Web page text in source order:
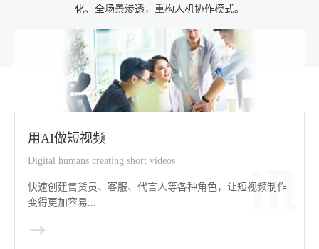
化、全场景渗透，重构人机协作模式。
用AI做短视频
Digital humans creating short videos
快速创建售货员、客服、代言人等各种角色，让短视频制作
变得更加容易...